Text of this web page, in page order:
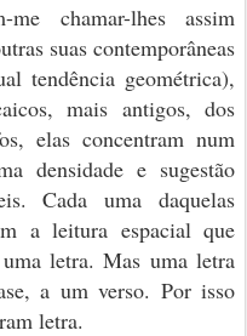
me chamar-lhes assim
suas contemporâneas
tendência geométrica),
mais antigos, dos
elas concentram num
densidade e sugestão
Cada uma daquelas
a leitura espacial que
letra. Mas uma letra
a um verso. Por isso
letra.